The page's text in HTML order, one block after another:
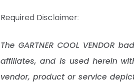
Required Disclaimer:
The GARTNER COOL
affiliates, and is used herein
vendor, product or service